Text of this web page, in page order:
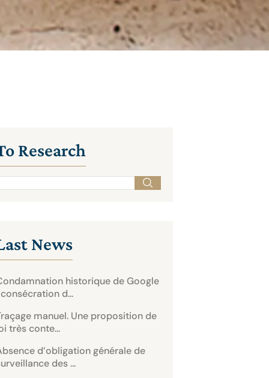
Research
News
historique de Google
d...
manuel. Une proposition de
très conte...
d’obligation générale de
des ...